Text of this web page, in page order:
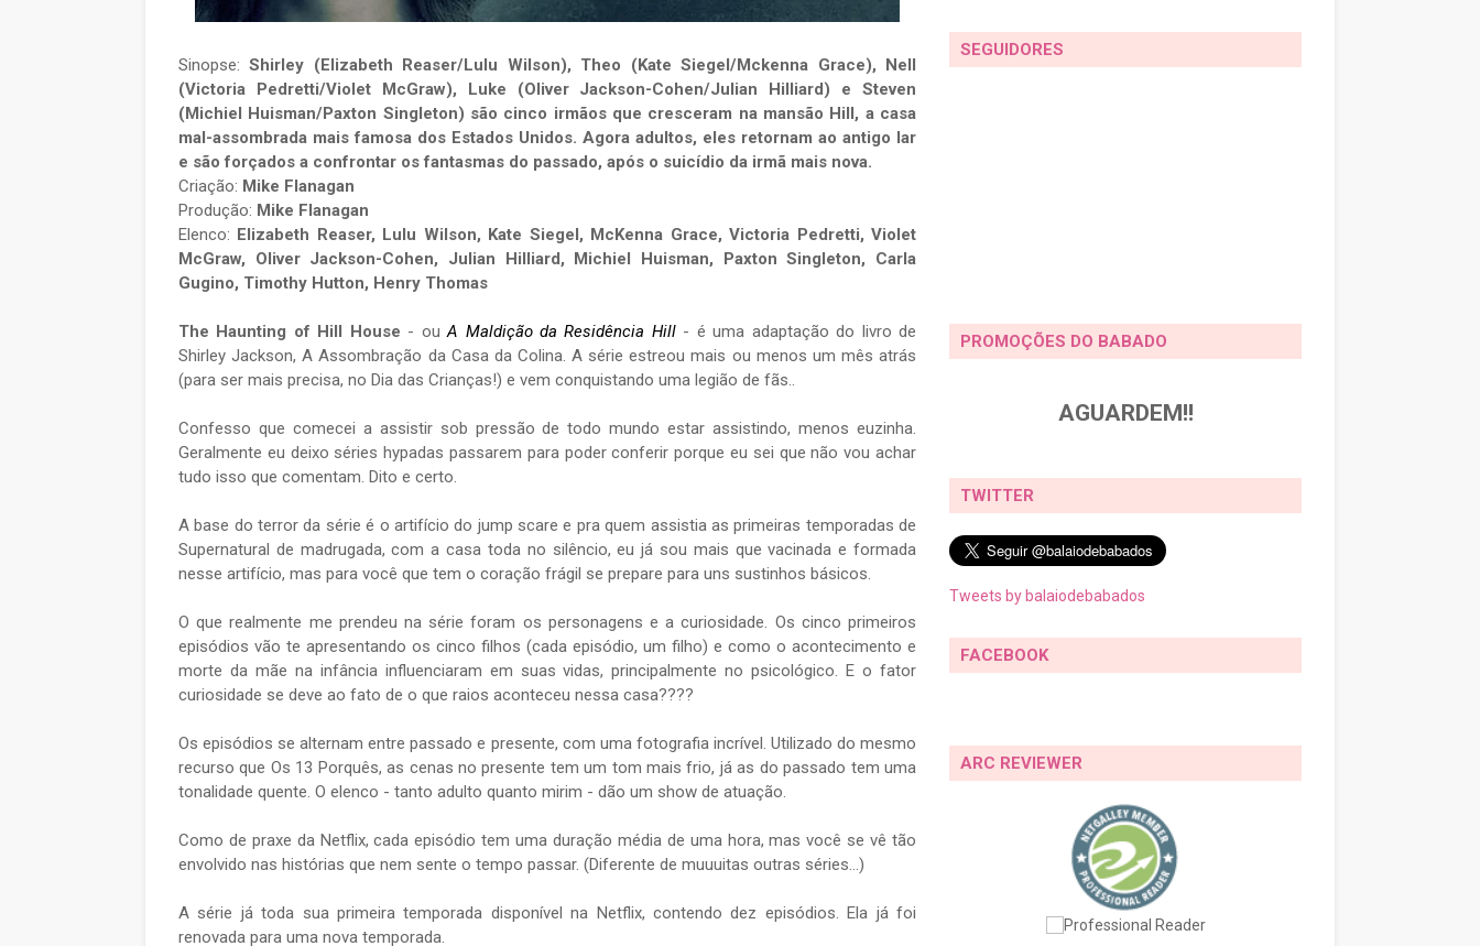
Sinopse:Shirley (Elizabeth Reaser/Lulu Wilson), Theo (Kate Siegel/Mckenna Grace), Nell
(Victoria Pedretti/Violet McGraw), Luke (Oliver Jackson-Cohen/Julian Hilliard) e Steven
(Michiel Huisman/Paxton Singleton) são cinco irmãos que cresceram na mansão Hill, a casa
mal-assombrada mais famosa dos Estados Unidos. Agora adultos, eles retornam ao antigo lar
e são forçados a confrontar os fantasmas do passado, após o suicídio da irmã mais nova.
Criação: Mike Flanagan
Produção: Mike Flanagan
Elenco: Elizabeth Reaser, Lulu Wilson, Kate Siegel, McKenna Grace, Victoria Pedretti, Violet
McGraw, Oliver Jackson-Cohen, Julian Hilliard, Michiel Huisman, Paxton Singleton, Carla
Gugino, Timothy Hutton, Henry Thomas
The Haunting of Hill House - ouA Maldição da Residência Hill- é uma adaptação do livro de
Shirley Jackson, A Assombração da Casa da Colina. A série estreou mais ou menos um mês atrás
(para ser mais precisa, no Dia das Crianças!) e vem conquistando uma legião de fãs..
Confesso que comecei a assistir sob pressão de todo mundo estar assistindo, menos euzinha.
Geralmente eu deixo séries hypadas passarem para poder conferir porque eu sei que não vou achar
tudo isso que comentam. Dito e certo.
A base do terror da série é o artifício do jump scare e pra quem assistia as primeiras temporadas de
Supernatural de madrugada, com a casa toda no silêncio, eu já sou mais que vacinada e formada
nesse artifício, mas para você que tem o coração frágil se prepare para uns sustinhos básicos.
O que realmente me prendeu na série foram os personagens e a curiosidade. Os cinco primeiros
episódios vão te apresentando os cinco filhos (cada episódio, um filho) e como o acontecimento e
morte da mãe na infância influenciaram em suas vidas, principalmente no psicológico. E o fator
curiosidade se deve ao fato de o que raios aconteceu nessa casa????
Os episódios se alternam entre passado e presente, com uma fotografia incrível. Utilizado do mesmo
recurso que Os 13 Porquês, as cenas no presente tem um tom mais frio, já as do passado tem uma
tonalidade quente. O elenco - tanto adulto quanto mirim - dão um show de atuação.
Como de praxe da Netflix, cada episódio tem uma duração média de uma hora, mas você se vê tão
envolvido nas histórias que nem sente o tempo passar. (Diferente de muuuitas outras séries…)
A série já toda sua primeira temporada disponível na Netflix, contendo dez episódios. Ela já foi
renovada para uma nova temporada.
SEGUIDORES
PROMOÇÕES DO BABADO
AGUARDEM!!
TWITTER
Tweets by balaiodebabados
FACEBOOK
ARC REVIEWER